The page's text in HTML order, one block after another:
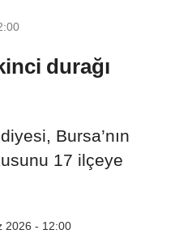
durağı
Bursa’nın
17 ilçeye
2026 - 12:00